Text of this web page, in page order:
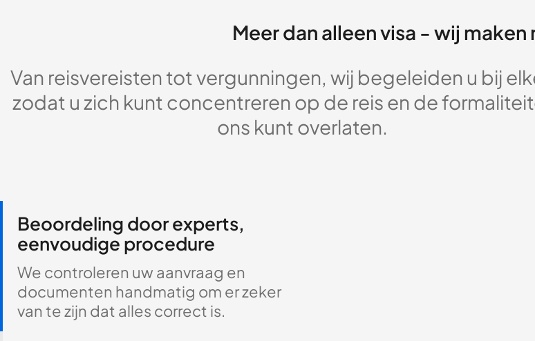
Meer dan alleen visa - wij
Van reisvereisten tot vergunningen, wij begeleiden u bij
zodat u zich kunt concentreren op de reis en de
ons kunt overlaten.
Beoordeling door experts,
eenvoudige procedure
We controleren uw aanvraag en
documenten handmatig om er zeker
van te zijn dat alles correct is.